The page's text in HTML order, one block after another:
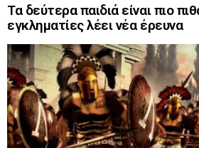
Τα δεύτερα παιδιά είναι πιο
εγκληματίες λέει νέα έρευνα